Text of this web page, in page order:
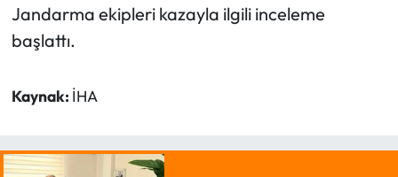
Jandarma ekipleri kazayla ilgili inceleme
başlattı.
Kaynak: İHA